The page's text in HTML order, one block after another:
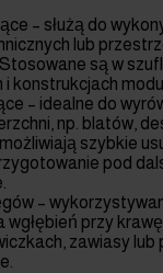
– służą do
lub
są w
i konstrukcjach
– idealne do
np. blatów,
szybkie
pod
–
wgłębień przy
zawiasy lub